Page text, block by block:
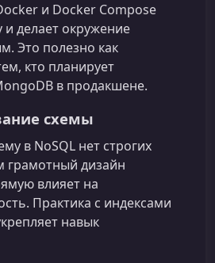
и Docker Compose
делает окружение
Это полезно как
кто планирует
в продакшене.
схемы
в NoSQL нет строгих
грамотный дизайн
влияет на
Практика с индексами
навык